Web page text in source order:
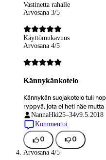
Vastinetta rahalle
Arvosana 3/5
Käyttömukavuus
Arvosana 4/5
Kännykänkotelo
Kännykän suojakotelo tuli
ryppyä, jota ei heti näe mutta
NannaHki25–34v9.5.2018
Kommentoi
0 0
Arvosana 4/5